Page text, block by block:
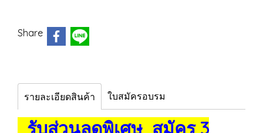
Share
รายละเอียดสินค้า ใบสมัครอบรม
รับส่วนลดพิเศษ สมัคร 3